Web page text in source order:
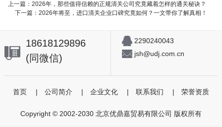
上一篇：2026年，那些值得信赖的正规清关公司究竟藏着怎样的通关秘诀？
下一篇：2026年将至，进口清关企业口碑究竟如何？一文带你了解真相！
18618129896
(同微信)
2290240043
jsh@udj.com.cn
首页 | 公司简介 | 企业文化 | 联系我们 | 荣誉资质
Copyright © 2002-2030 北京优鼎嘉贸易有限公司 版权所有